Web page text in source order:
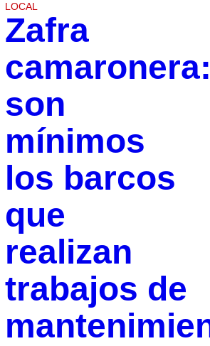
LOCAL
Zafra
son
mínimos
los barcos
que
realizan
trabajos de